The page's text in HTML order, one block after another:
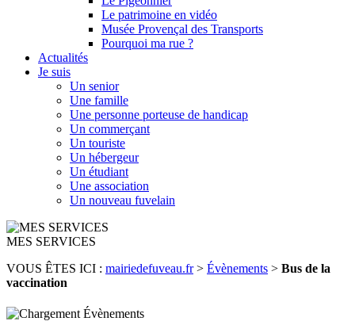
Le patrimoine en vidéo
Musée Provençal des Transports
Pourquoi ma rue ?
Actualités
Je suis
Un senior
Une famille
Une personne porteuse de handicap
Un commerçant
Un touriste
Un hébergeur
Un étudiant
Une association
Un nouveau fuvelain
MES SERVICES
VOUS ÊTES ICI : mairiedefuveau.fr> Évènements > Bus de la
vaccination